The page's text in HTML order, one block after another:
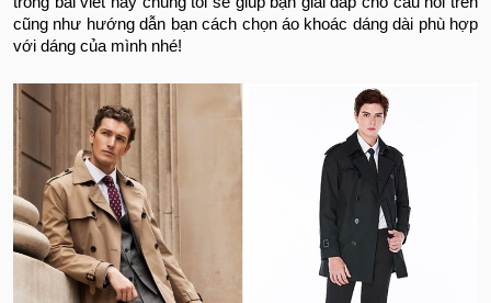
cũng như hướng dẫn bạn cách chọn áo khoác dáng dài phù hợp
với dáng của mình nhé!